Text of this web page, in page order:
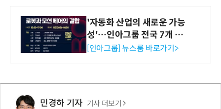
'자동화 산업의 새로운 가능
성'…인아그룹 전국 7개 도
시 세미나 페어 개최
[인아그룹] 뉴스룸 바로가기>
민경하 기자 기사 더보기